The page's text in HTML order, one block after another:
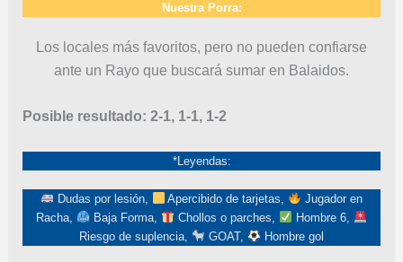
Nuestra Porra:
Los locales más favoritos, pero no pueden confiarse
ante un Rayo que buscará sumar en Balaidos.
Posible resultado: 2-1, 1-1, 1-2
*Leyendas:
Dudas por lesión, Apercibido de tarjetas,
Jugador en
Racha,
Baja Forma, Chollos o parches,
Hombre 6,
Riesgo de suplencia,
GOAT, Hombre gol